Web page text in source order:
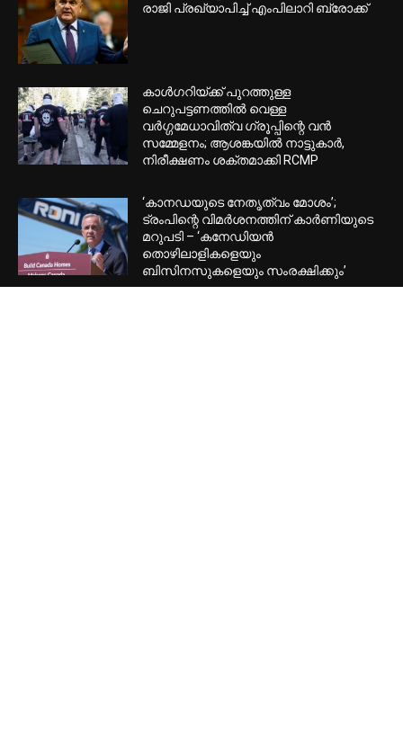
രാജി പ്രഖ്യാപിച്ച് എംപിലാറി ബ്രോക്ക്
കാൾഗറിയ്ക്ക് പുറത്തുള്ള
ചെറുപട്ടണത്തിൽ വെള്ള
വർഗ്ഗമേധാവിത്വ ഗ്രൂപ്പിന്റെ വൻ
സമ്മേളനം; ആശങ്കയിൽ നാട്ടുകാർ,
നിരീക്ഷണം ശക്തമാക്കി RCMP
‘കാനഡയുടെ നേതൃത്വം മോശം’;
ട്രംപിന്റെ വിമർശനത്തിന് കാർണിയുടെ
മറുപടി – ‘കനേഡിയൻ
തൊഴിലാളികളെയും
ബിസിനസുകളെയും സംരക്ഷിക്കും’